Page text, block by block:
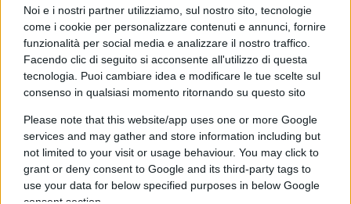
Noi e i nostri partner utilizziamo, sul nostro sito, tecnologie
come i cookie per personalizzare contenuti e annunci, fornire
funzionalità per social media e analizzare il nostro traffico.
Facendo clic di seguito si acconsente all'utilizzo di questa
tecnologia. Puoi cambiare idea e modificare le tue scelte sul
consenso in qualsiasi momento ritornando su questo sito
Please note that this website/app uses one or more Google
services and may gather and store information including but
not limited to your visit or usage behaviour. You may click to
grant or deny consent to Google and its third-party tags to
use your data for below specified purposes in below Google
Appena sceso dall’elicottero, il presidenteha
tentato di indossare la giaccasenza riuscirci.
Solo l’intervento della moglie Jill Biden gli ha
permesso di rimettersi in sesto prima di
incontrare i giornalisti. Peccato che pochi passi
dopo, Joe abbia perso pure gliocchiali. In pochi
minuti, come prevedibile, il video ha fatto il giro
dei social network.